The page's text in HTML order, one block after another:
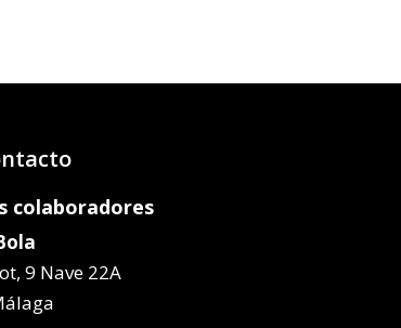
colaboradores
9 Nave 22A